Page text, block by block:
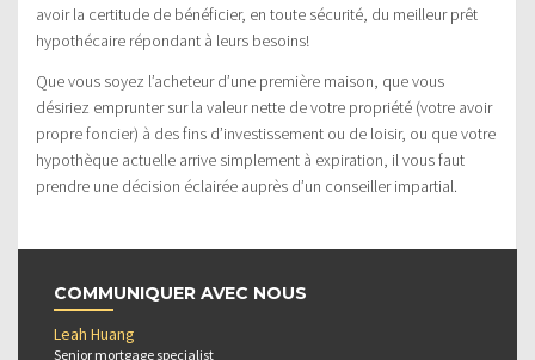
avoir la certitude de bénéficier, en toute sécurité, du meilleur prêt
hypothécaire répondant à leurs besoins!
Que vous soyez l’acheteur d’une première maison, que vous
désiriez emprunter sur la valeur nette de votre propriété (votre avoir
propre foncier) à des fins d’investissement ou de loisir, ou que votre
hypothèque actuelle arrive simplement à expiration, il vous faut
prendre une décision éclairée auprès d’un conseiller impartial.
COMMUNIQUER AVEC NOUS
Leah Huang
Senior mortgage specialist